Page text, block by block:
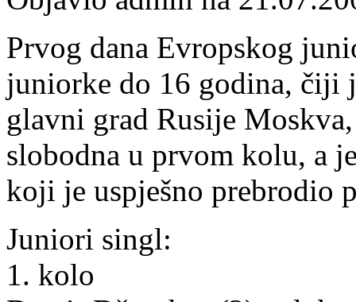
Prvog dana Evropskog
juniorke do 16 godina, čiji
glavni grad Rusije
slobodna u prvom kolu, a
koji je uspješno prebrodio
Juniori singl:
1. kolo